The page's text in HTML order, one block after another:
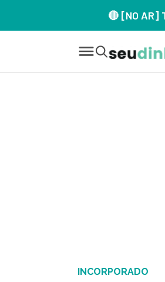
🔴 [NO AR]
INCORPORADO